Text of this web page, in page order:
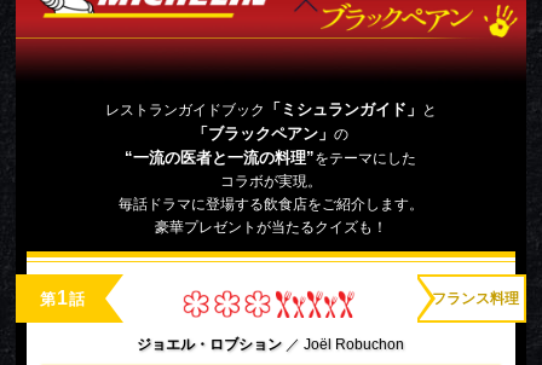
レストランガイドブック 「ミシュランガイド」 と
「ブラックペアン」の
“一流の医者と一流の料理”をテーマにした
コラボが実現。
毎話ドラマに登場する飲食店をご紹介します。
豪華プレゼントが当たるクイズも！
第1話 フランス料理
ジョエル・ロブション ／ Joël Robuchon